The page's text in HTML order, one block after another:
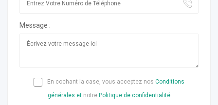
Message :
En cochant la case, vous acceptez nos Conditions
générales et notre Politique de confidentialité